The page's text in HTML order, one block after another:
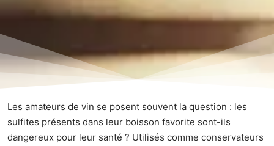
Les amateurs de vin se posent souvent la question : les
sulfites présents dans leur boisson favorite sont-ils
dangereux pour leur santé ? Utilisés comme conservateurs